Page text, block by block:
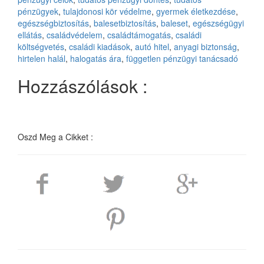
pénzügyek, tulajdonosi kör védelme, gyermek életkezdése,
egészségbiztosítás, balesetbiztosítás, baleset, egészségügyi
ellátás, családvédelem, családtámogatás, családi
költségvetés, családi kiadások, autó hitel, anyagi biztonság,
hirtelen halál, halogatás ára, független pénzügyi tanácsadó
Hozzászólások :
Oszd Meg a Cikket :